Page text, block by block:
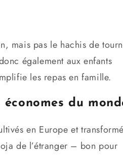
mais pas le hachis de
également aux enfants
les repas en famille.
du
en Europe et
de l’étranger – bon pour